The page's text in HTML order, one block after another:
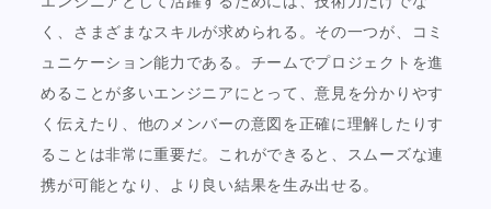
く、さまざまなスキルが求められる。その一つが、コミ
ュニケーション能力である。チームでプロジェクトを進
めることが多いエンジニアにとって、意見を分かりやす
く伝えたり、他のメンバーの意図を正確に理解したりす
ることは非常に重要だ。これができると、スムーズな連
携が可能となり、より良い結果を生み出せる。